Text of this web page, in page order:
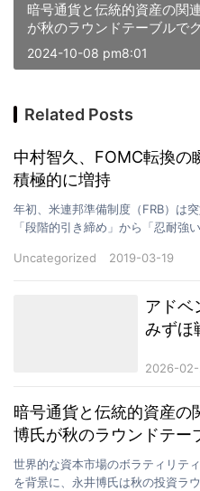
暗号通貨と伝統的資産の関
が秋のラウンドテーブルで
たなアイデアを提案
2024-10-08 pm8:01
Related Posts
中村智久、FOMC転換の
積極的に増持
年初、米連邦準備制度（FRB）は
「段階的引き締め」から「忍耐強
Uncategorized
2019-03-19
アドベ
みずほ
の連携
2026-
暗号通貨と伝統的資産の
博氏が秋のラウンドテー
ッジの新たなアイデアを
世界的な資本市場のボラティリテ
を背景に、永井博氏は秋の投資ラ